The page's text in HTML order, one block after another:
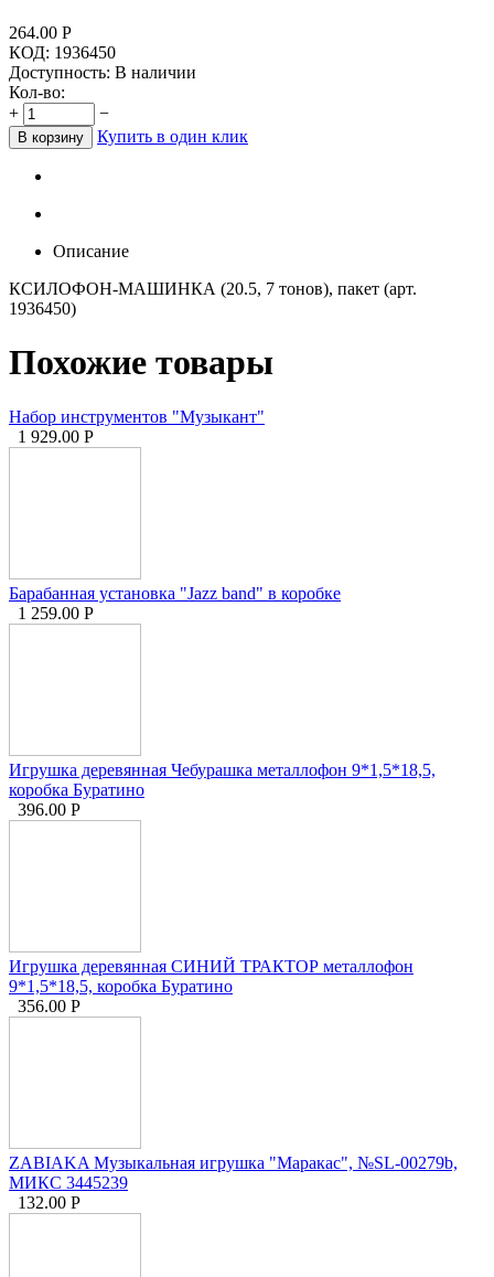
264.00 Р
КОД: 1936450
Доступность: В наличии
Кол-во:
+
−
В корзину Купить в один клик
Описание
КСИЛОФОН-МАШИНКА (20.5, 7 тонов), пакет (арт.
1936450)
Похожие товары
Набор инструментов "Музыкант"
1 929.00 Р
Барабанная установка "Jazz band" в коробке
1 259.00 Р
Игрушка деревянная Чебурашка металлофон 9*1,5*18,5,
коробка Буратино
396.00 Р
Игрушка деревянная СИНИЙ ТРАКТОР металлофон
9*1,5*18,5, коробка Буратино
356.00 Р
ZABIAKA Музыкальная игрушка "Маракас", №SL-00279b,
МИКС 3445239
132.00 Р